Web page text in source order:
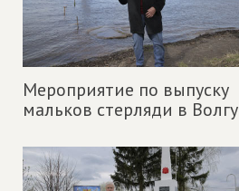
Мероприятие по выпуску
мальков стерляди в Волгу